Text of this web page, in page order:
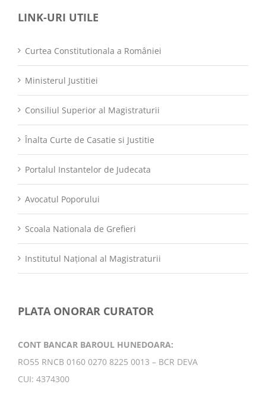
LINK-URI UTILE
Curtea Constitutionala a României
Ministerul Justitiei
Consiliul Superior al Magistraturii
Înalta Curte de Casatie si Justitie
Portalul Instantelor de Judecata
Avocatul Poporului
Scoala Nationala de Grefieri
Institutul Național al Magistraturii
PLATA ONORAR CURATOR
CONT BANCAR BAROUL HUNEDOARA:
RO55 RNCB 0160 0270 8225 0013 – BCR DEVA
CUI: 4374300